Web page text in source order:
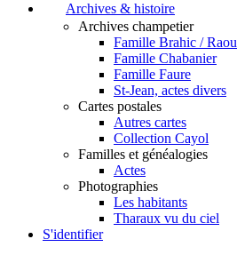
Archives & histoire
Archives champetier
Famille Brahic /
Famille Chabanier
Famille Faure
St-Jean, actes divers
Cartes postales
Autres cartes
Collection Cayol
Familles et généalogies
Actes
Photographies
Les habitants
Tharaux vu du ciel
S'identifier